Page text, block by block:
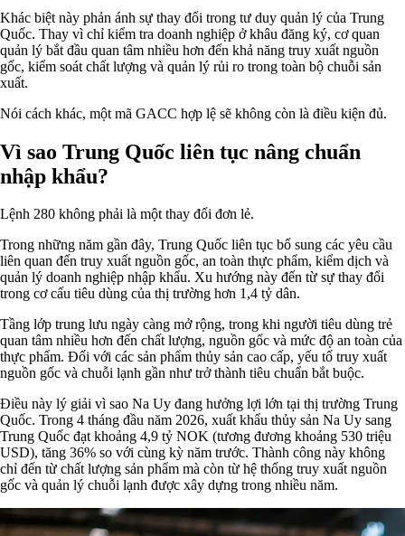
Khác biệt này phản ánh sự thay đổi trong tư duy quản lý của Trung
Quốc. Thay vì chỉ kiểm tra doanh nghiệp ở khâu đăng ký, cơ quan
quản lý bắt đầu quan tâm nhiều hơn đến khả năng truy xuất nguồn
gốc, kiểm soát chất lượng và quản lý rủi ro trong toàn bộ chuỗi sản
xuất.
Nói cách khác, một mã GACC hợp lệ sẽ không còn là điều kiện đủ.
Vì sao Trung Quốc liên tục nâng chuẩn
nhập khẩu?
Lệnh 280 không phải là một thay đổi đơn lẻ.
Trong những năm gần đây, Trung Quốc liên tục bổ sung các yêu cầu
liên quan đến truy xuất nguồn gốc, an toàn thực phẩm, kiểm dịch và
quản lý doanh nghiệp nhập khẩu. Xu hướng này đến từ sự thay đổi
trong cơ cấu tiêu dùng của thị trường hơn 1,4 tỷ dân.
Tầng lớp trung lưu ngày càng mở rộng, trong khi người tiêu dùng trẻ
quan tâm nhiều hơn đến chất lượng, nguồn gốc và mức độ an toàn của
thực phẩm. Đối với các sản phẩm thủy sản cao cấp, yếu tố truy xuất
nguồn gốc và chuỗi lạnh gần như trở thành tiêu chuẩn bắt buộc.
Điều này lý giải vì sao Na Uy đang hưởng lợi lớn tại thị trường Trung
Quốc. Trong 4 tháng đầu năm 2026, xuất khẩu thủy sản Na Uy sang
Trung Quốc đạt khoảng 4,9 tỷ NOK (tương đương khoảng 530 triệu
USD), tăng 36% so với cùng kỳ năm trước. Thành công này không
chỉ đến từ chất lượng sản phẩm mà còn từ hệ thống truy xuất nguồn
gốc và quản lý chuỗi lạnh được xây dựng trong nhiều năm.